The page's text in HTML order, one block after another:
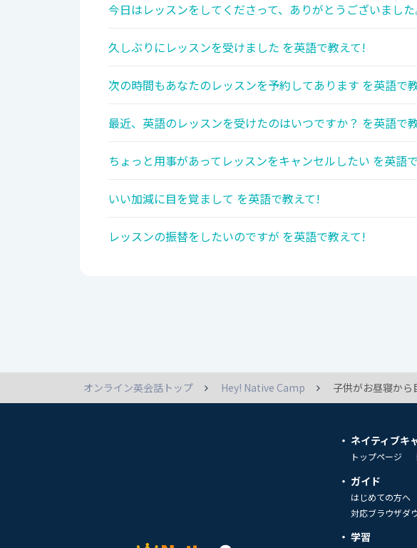
今日はレッスンをしてくださって、ありがとうございまし
久しぶりにレッスンを受けました を英語で教えて!
次の時間もあなたのレッスンを予約してあります を英語で
最近、英語のレッスンを受けたのはいつですか？ を英語で
ちょっと用事があってレッスンをキャンセルしたい を英語
いい加減に目を覚まして を英語で教えて!
レッスンの振替をしたいのですが を英語で教えて!
オンライン英会話トップ Hey! Native Camp 子供がお昼寝から
ネイティブキ
トップページ
ガイド
はじめての方へ
対応ブラウザダ
学習